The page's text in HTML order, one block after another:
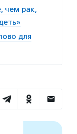
чем рак,
для